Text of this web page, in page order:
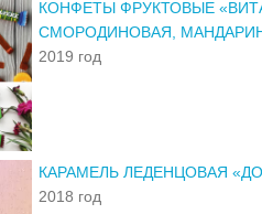
КОНФЕТЫ ФРУКТОВЫЕ
СМОРОДИНОВАЯ,
2019 год
КАРАМЕЛЬ ЛЕДЕНЦОВАЯ
2018 год